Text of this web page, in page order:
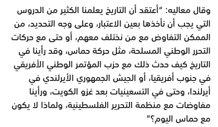
وقال معاليه: “أعتقد أن التاريخ يعلمنا الكثير من الدروس
التي يجب أن نأخذها بعين الاعتبار، وعلى وجه التحديد، من
الممكن التفاوض مع من نختلف معهم، أو حتى مع حركات
التحرر الوطني المسلحة، مثل حركة حماس، وقد رأينا في
التاريخ كيف حدث ذلك مع حزب المؤتمر الوطني الأفريقي
في جنوب أفريقيا، أو الجيش الجمهوري الأيرلندي في
أيرلندا، وحتى في التسعينيات بعد غزو الكويت، ورأينا
مفاوضات مع منظمة التحرير الفلسطينية، ولماذا لا يكون
مع حماس اليوم؟”